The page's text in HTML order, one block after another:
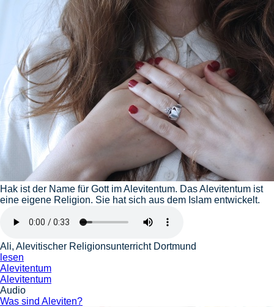
Hak ist der Name für Gott im Alevitentum. Das Alevitentum ist
eine eigene Religion. Sie hat sich aus dem Islam entwickelt.
Ali, Alevitischer Religionsunterricht Dortmund
lesen
Alevitentum
Alevitentum
Audio
Was sind Aleviten?